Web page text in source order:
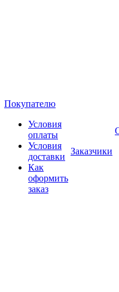
Покупателю
Условия
оплаты
Условия
доставки
Как
оформить
заказ
Заказчики